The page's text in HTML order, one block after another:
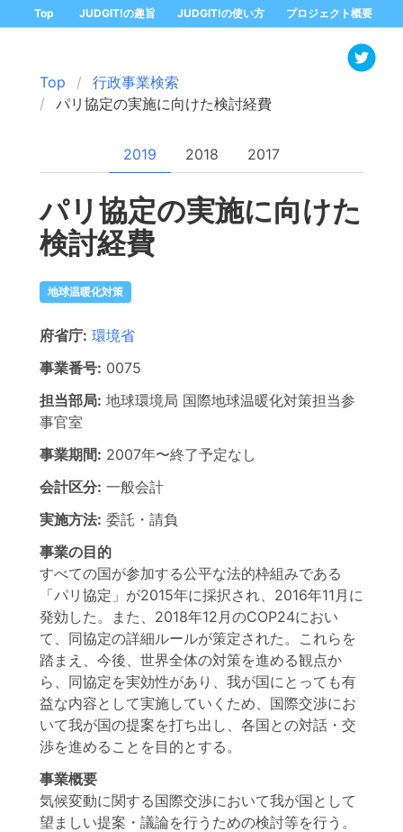
Top JUDGIT!の趣旨 JUDGIT!の使い方 プロジェクト概要
Top
行政事業検索
パリ協定の実施に向けた検討経費
2019 2018 2017
パリ協定の実施に向けた
検討経費
地球温暖化対策
府省庁: 環境省
事業番号: 0075
担当部局: 地球環境局 国際地球温暖化対策担当参
事官室
事業期間: 2007年〜終了予定なし
会計区分: 一般会計
実施方法: 委託・請負
事業の目的
すべての国が参加する公平な法的枠組みである
「パリ協定」が2015年に採択され、2016年11月に
発効した。また、2018年12月のCOP24におい
て、同協定の詳細ルールが策定された。これらを
踏まえ、今後、世界全体の対策を進める観点か
ら、同協定を実効性があり、我が国にとっても有
益な内容として実施していくため、国際交渉にお
いて我が国の提案を打ち出し、各国との対話・交
渉を進めることを目的とする。
事業概要
気候変動に関する国際交渉において我が国として
望ましい提案・議論を行うための検討等を行う。